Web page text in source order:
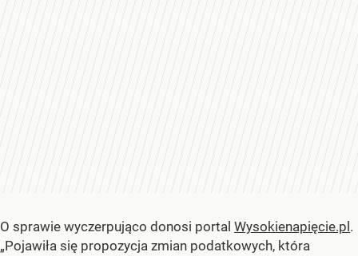
O sprawie wyczerpująco donosi portal Wysokienapięcie.pl .
„Pojawiła się propozycja zmian podatkowych, która